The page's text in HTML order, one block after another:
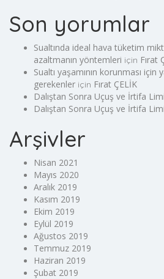
Son yorumlar
Sualtında ideal hava tüketim
azaltmanın yöntemleri için Fırat
Sualtı yaşamının korunması için
gerekenler için Fırat ÇELİK
Dalıştan Sonra Uçuş ve İrtifa
Dalıştan Sonra Uçuş ve İrtifa
Arşivler
Nisan 2021
Mayıs 2020
Aralık 2019
Kasım 2019
Ekim 2019
Eylül 2019
Ağustos 2019
Temmuz 2019
Haziran 2019
Şubat 2019